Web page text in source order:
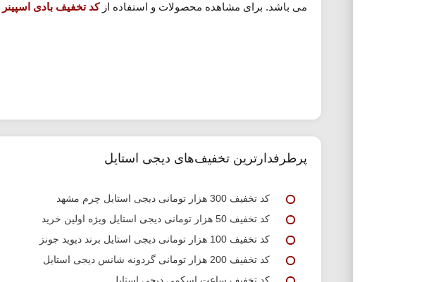
می باشد. برای مشاهده محصولات و استفاده ازکد تخفیف بادی اسپینر
پرطرفدارترین تخفیف‌های دیجی استایل
کد تخفیف 300 هزار تومانی دیجی استایل چرم مشهد
کد تخفیف 50 هزار تومانی دیجی استایل ویژه اولین خرید
کد تخفیف 100 هزار تومانی دیجی استایل برند دیوید جونز
کد تخفیف 200 هزار تومانی گردونه شانس دیجی استایل